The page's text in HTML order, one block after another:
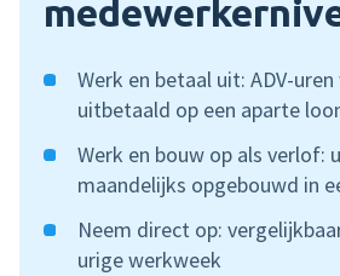
Werk en betaal uit: ADV-
uitbetaald op een aparte
Werk en bouw op als verlof:
maandelijks opgebouwd in
Neem direct op:
urige werkweek